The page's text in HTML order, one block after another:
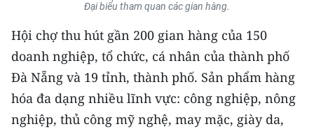
MÔI TRƯỜNG
BẠN ĐỌC
KIỂM CHỨNG THÔNG TIN
TRI THỨC CHUYÊN SÂU
Đại biểu tham quan các gian hàng.
Hội chợ thu hút gần 200 gian hàng của 150
doanh nghiệp, tổ chức, cá nhân của thành phố
Đà Nẵng và 19 tỉnh, thành phố. Sản phẩm hàng
hóa đa dạng nhiều lĩnh vực: công nghiệp, nông
nghiệp, thủ công mỹ nghệ, may mặc, giày da,